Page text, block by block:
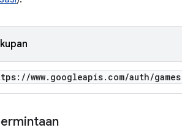
//www. googleapis. com/auth/games